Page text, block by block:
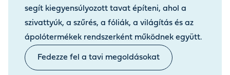
segít kiegyensúlyozott tavat építeni, ahol a
szivattyúk, a szűrés, a fóliák, a világítás és az
ápolótermékek rendszerként működnek együtt.
Fedezze fel a tavi megoldásokat